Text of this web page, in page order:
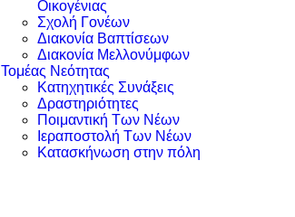
Οικογένιας
Σχολή Γονέων
Διακονία Βαπτίσεων
Διακονία Μελλονύμφων
Τομέας Νεότητας
Κατηχητικές Συνάξεις
Δραστηριότητες
Ποιμαντική Των Νέων
Ιεραποστολή Των Νέων
Κατασκήνωση στην πόλη